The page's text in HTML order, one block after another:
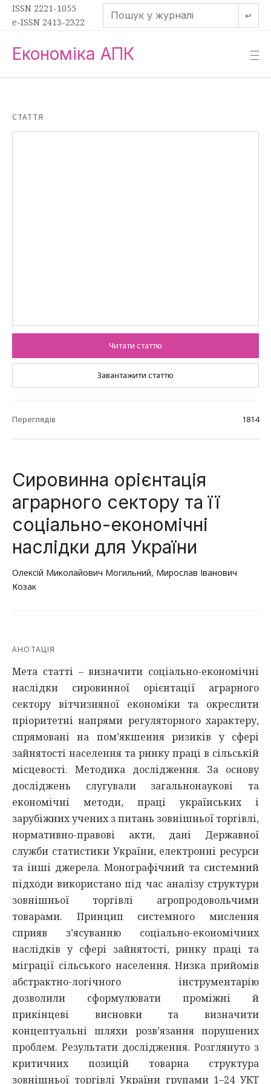
ISSN 2221-1055
e-ISSN 2413-2322
↵
Економіка АПК —
—
—
СТАТТЯ
Читати статтю
Завантажити статтю
Переглядів 1814
Сировинна орієнтація
аграрного сектору та її
соціально-економічні
наслідки для України
Олексій Миколайович Могильний, Мирослав Іванович
Козак
АНОТАЦІЯ
Мета статті – визначити соціально-економічні
наслідки сировинної орієнтації аграрного
сектору вітчизняної економіки та окреслити
пріоритетні напрями регуляторного характеру,
спрямовані на пом’якшення ризиків у сфері
зайнятості населення та ринку праці в сільській
місцевості. Методика дослідження. За основу
досліджень слугували загальнонаукові та
економічні методи, праці українських і
зарубіжних учених з питань зовнішньої торгівлі,
нормативно-правові акти, дані Державної
служби статистики України, електронні ресурси
та інші джерела. Монографічний та системний
підходи використано під час аналізу структури
зовнішньої торгівлі агропродовольчими
товарами. Принцип системного мислення
сприяв з’ясуванню соціально-економічних
наслідків у сфері зайнятості, ринку праці та
міграції сільського населення. Низка прийомів
абстрактно-логічного інструментарію
дозволили сформулювати проміжні й
прикінцеві висновки та визначити
концептуальні шляхи розв’язання порушених
проблем. Результати дослідження. Розглянуто з
критичних позицій товарна структура
зовнішньої торгівлі України групами 1–24 УКТ